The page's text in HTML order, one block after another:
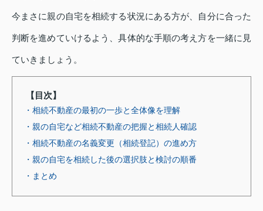
今まさに親の自宅を相続する状況にある方が、自分に合った
判断を進めていけるよう、具体的な手順の考え方を一緒に見
ていきましょう。
【目次】
・相続不動産の最初の一歩と全体像を理解
・親の自宅など相続不動産の把握と相続人確認
・相続不動産の名義変更（相続登記）の進め方
・親の自宅を相続した後の選択肢と検討の順番
・まとめ